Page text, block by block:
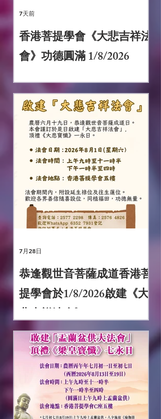
香港菩提學會《大悲吉祥法
會》功德圓滿 1/8/2026
7天前
恭逢觀世音菩薩成道香港菩
提學會於1/8/2026啟建《大
悲吉祥法會》
7月28日